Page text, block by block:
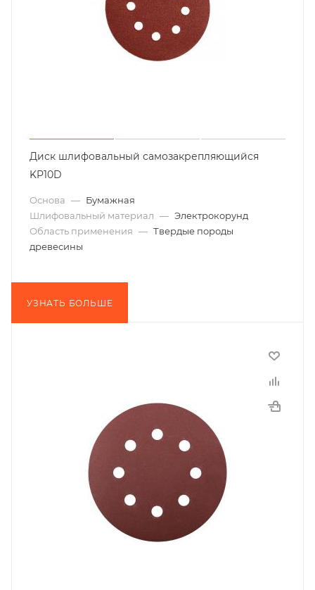
Диск шлифовальный самозакрепляющийся
KP10D
Основа — Бумажная
Шлифовальный материал — Электрокорунд
Область применения — Твердые породы
древесины
УЗНАТЬ БОЛЬШЕ